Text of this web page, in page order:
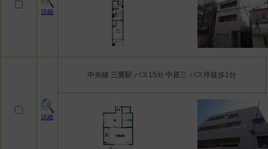
詳細
詳細
中央線 三鷹駅 バス15分 中原三 バス停徒歩1分